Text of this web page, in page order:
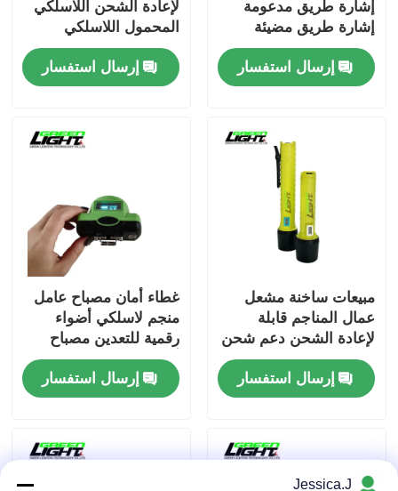
إشارة طريق مدعومة
إشارة طريق مضيئة
إشارة تحذير إشارة مرور
إشارات مرور إشارة
تحذير الطريق
إرسال استفسار
لإعادة الشحن اللاسلكي
المحمول اللاسلكي
100000H للتطبيقات
الصناعية تحت الأرض
إرسال استفسار
مبيعات ساخنة مشعل
عمال المناجم قابلة
لإعادة الشحن دعم شحن
USB مع منفذ شحن
مغناطيسي IP68
للصناعات الصناعية
إرسال استفسار
غطاء أمان مصباح عامل
منجم لاسلكي أضواء
رقمية للتعدين مصباح
أمامي للتعدين مصباح
أمامي قابل لإعادة
الشحن مقاوم للماء
إرسال استفسار
Jessica.J